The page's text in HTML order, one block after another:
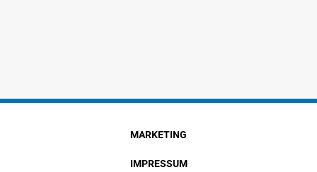
MARKETING
IMPRESSUM